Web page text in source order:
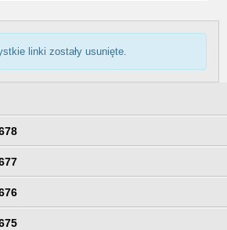
linki zostały usunięte.